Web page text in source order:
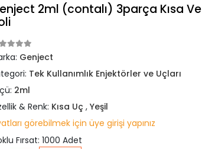
2ml (contalı) 3parça Kısa
Genject
Tek Kullanımlık Enjektörler ve Uçları
2ml
& Renk: Kısa Uç ,Yeşil
görebilmek için üye girişi yapınız
Fırsat: 1000 Adet